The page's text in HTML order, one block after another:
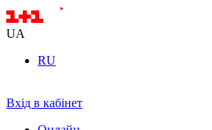
UA
RU
Вхід в кабінет